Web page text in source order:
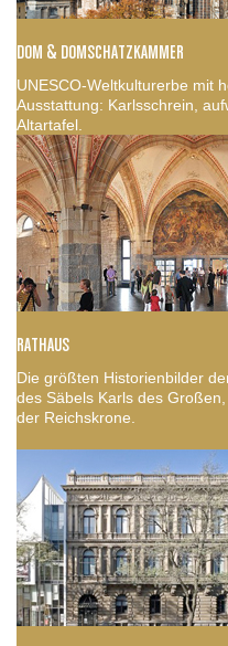
DOM & DOMSCHATZKAMMER
UNESCO-Weltkulturerbe mit
Ausstattung: Karlsschrein,
Altartafel.
RATHAUS
Die größten Historienbilder
des Säbels Karls des
der Reichskrone.